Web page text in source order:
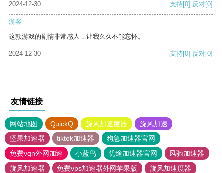
2024-12-30 支持[0] 反对[0]
游客
这款游戏的剧情非常感人，让我久久不能忘怀。
2024-12-30 支持[0] 反对[0]
友情链接
网站地图 QuickQ 旋风加速度器
旋风加速
坚果加速器
tiktok加速器
狗急加速器官网
免费vqn外网加速
小蓝鸟 优途加速器官网
风驰加速器
旋风加速器
免费vps加速器外网苹果版
旋风加速度器